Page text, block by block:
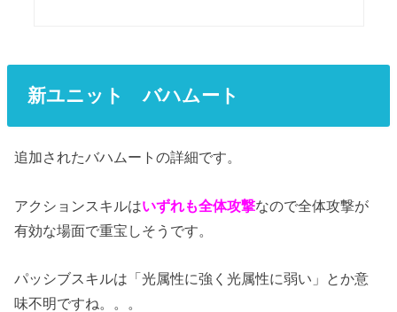
新ユニット バハムート
追加されたバハムートの詳細です。
アクションスキルはいずれも全体攻撃なので全体攻撃が
有効な場面で重宝しそうです。
パッシブスキルは「光属性に強く光属性に弱い」とか意
味不明ですね。。。